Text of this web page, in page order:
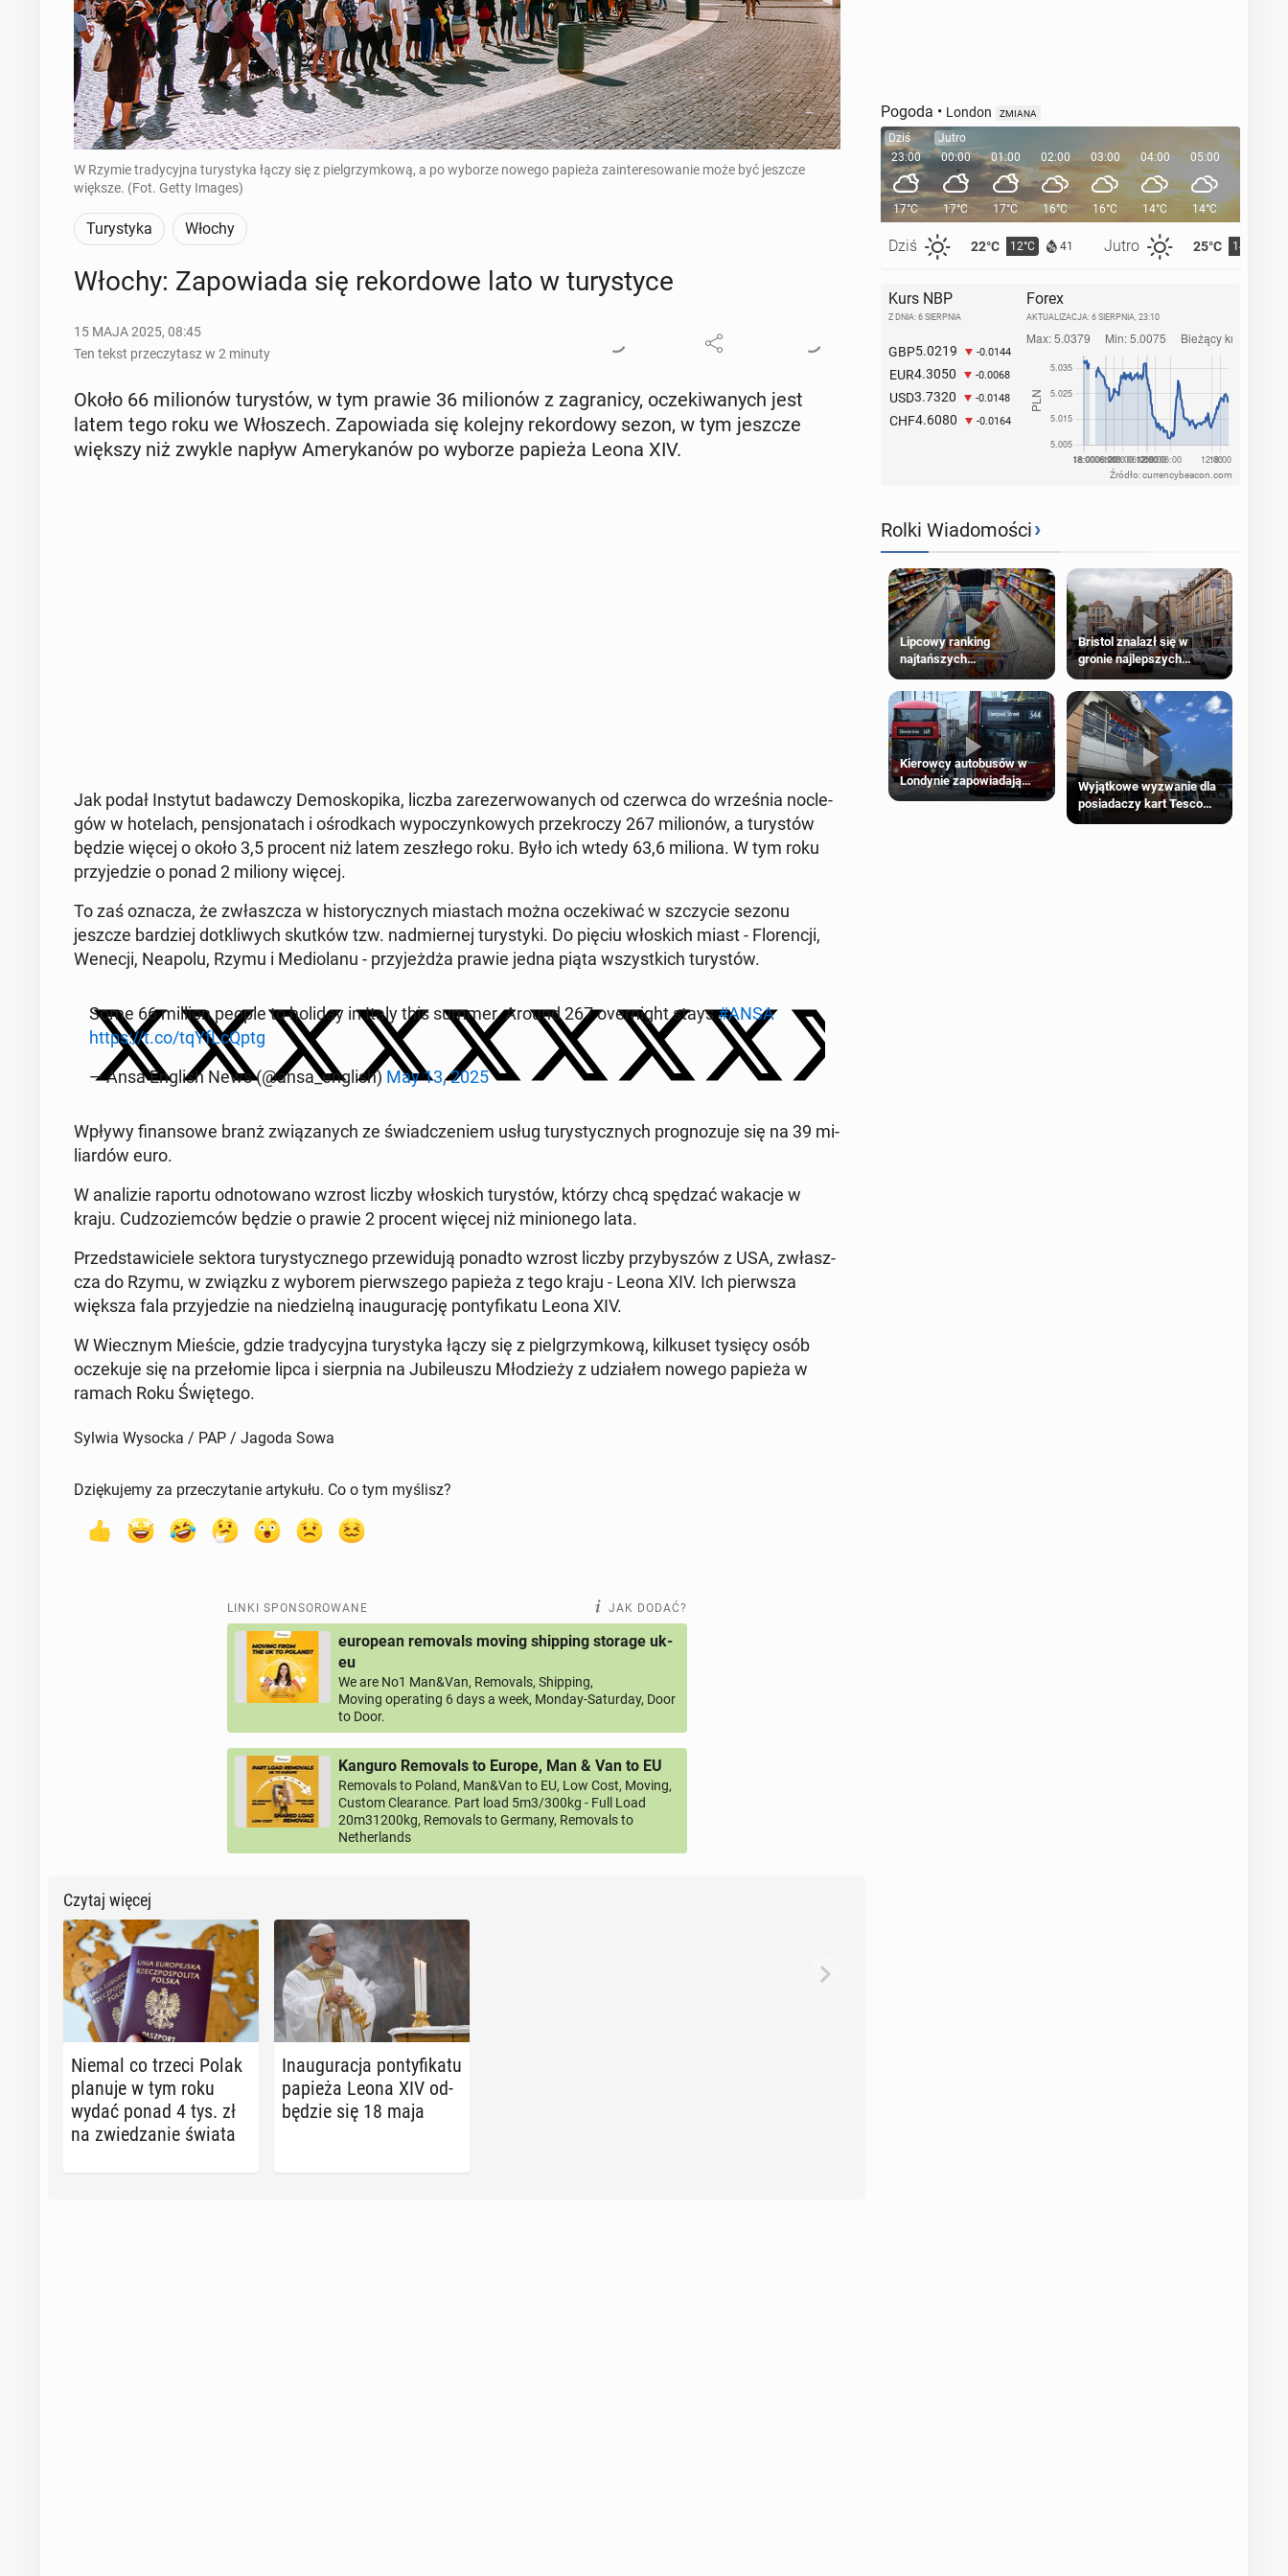
W Rzymie tradycyjna turystyka łączy się z pielgrzymkową, a po wyborze nowego papieża zainteresowanie może być jeszcze
większe. (Fot. Getty Images)
Turystyka Włochy
Włochy: Za­po­wia­da się re­kor­do­we lato w tu­ry­sty­ce
15 MAJA 2025, 08:45
Ten tekst przeczytasz w 2 minuty
Około 66 mi­lio­nów tu­ry­stów, w tym prawie 36 mi­lio­nów z za­gra­ni­cy, ocze­ki­wa­nych jest
latem tego roku we Wło­szech. Za­po­wia­da się kolejny re­kor­do­wy sezon, w tym jeszcze
większy niż zwykle napływ Ame­ry­ka­nów po wyborze papieża Leona XIV.
Jak podał In­sty­tut ba­daw­czy De­mo­sko­pi­ka, liczba za­re­zer­wo­wa­nych od czerwca do wrze­śnia noc­le­
gów w ho­te­lach, pen­sjo­na­tach i ośrod­kach wy­po­czyn­ko­wych prze­kro­czy 267 mi­lio­nów, a tu­ry­stów
będzie więcej o około 3,5 procent niż latem ze­szłe­go roku. Było ich wtedy 63,6 miliona. W tym roku
przy­je­dzie o ponad 2 miliony więcej.
To zaś oznacza, że zwłasz­cza w hi­sto­rycz­nych mia­stach można ocze­ki­wać w szczy­cie sezonu
jeszcze bar­dziej do­tkli­wych skutków tzw. nad­mier­nej tu­ry­sty­ki. Do pięciu wło­skich miast - Flo­ren­cji,
Wenecji, Neapolu, Rzymu i Me­dio­la­nu - przy­jeż­dża prawie jedna piąta wszyst­kich tu­ry­stów.
Some 66 million people to holiday in Italy this summer. Around 267 over­ni­ght stays#ANSA
https://t.co/tqY­fL­cQptg
— Ansa English News (@ansa_english) May 13, 2025
Wpływy fi­nan­so­we branż zwią­za­nych ze świad­cze­niem usług tu­ry­stycz­nych pro­gno­zu­je się na 39 mi­
liar­dów euro.
W ana­li­zie raportu od­no­to­wa­no wzrost liczby wło­skich tu­ry­stów, którzy chcą spędzać wakacje w
kraju. Cu­dzo­ziem­ców będzie o prawie 2 procent więcej niż mi­nio­ne­go lata.
Przed­sta­wi­cie­le sektora tu­ry­stycz­ne­go prze­wi­du­ją ponadto wzrost liczby przy­by­szów z USA, zwłasz­
cza do Rzymu, w związku z wyborem pierw­sze­go papieża z tego kraju - Leona XIV. Ich pierw­sza
większa fala przy­je­dzie na nie­dziel­ną in­au­gu­ra­cję pon­ty­fi­ka­tu Leona XIV.
W Wiecz­nym Mieście, gdzie tra­dy­cyj­na tu­ry­sty­ka łączy się z piel­grzym­ko­wą, kil­ku­set tysięcy osób
ocze­ku­je się na prze­ło­mie lipca i sierp­nia na Ju­bi­le­uszu Mło­dzie­ży z udzia­łem nowego papieża w
ramach Roku Świę­te­go.
Sylwia Wysocka / PAP / Jagoda Sowa
Dziękujemy za przeczytanie artykułu. Co o tym myślisz?
LINKI SPONSOROWANE JAK DODAĆ?
european removals moving shipping storage uk-
eu
We are No1 Man&Van, Removals, Shipping,
Moving operating 6 days a week, Monday-Saturday, Door
to Door.
Kanguro Removals to Europe, Man & Van to EU
Removals to Poland, Man&Van to EU, Low Cost, Moving,
Custom Clearance. Part load 5m3/300kg - Full Load
20m31200kg, Removals to Germany, Removals to
Netherlands
Czytaj więcej
Niemal co trzeci Polak
planuje w tym roku
wydać ponad 4 tys. zł
na zwie­dza­nie świata
In­au­gu­ra­cja pon­ty­fi­ka­tu
papieża Leona XIV od­
bę­dzie się 18 maja
Pogoda • London ZMIANA
Dziś
23:00
17°C
Dziś 22°C 12°C 41 Jutro 25°C 14°C
Jutro
00:00
17°C
01:00
17°C
02:00
16°C
03:00
16°C
04:00
14°C
05:00
14°C
Kurs NBP
Z DNIA: 6 SIERPNIA
GBP5.0219 -0.0144
EUR4.3050 -0.0068
USD3.7320 -0.0148
CHF4.6080 -0.0164
Forex
AKTUALIZACJA: 6 SIERPNIA, 23:10
Źródło: currencybeacon.com
Rolki Wiadomości›
Lipcowy ranking
najtańszych
supermarketów
Bristol znalazł się w
gronie najlepszych
kierunków podróży na
świecie
Kierowcy autobusów w
Londynie zapowiadają
strajki
Wyjątkowe wyzwanie dla
posiadaczy kart Tesco
Clubcard!